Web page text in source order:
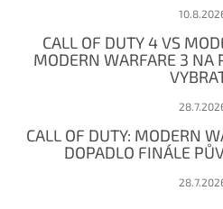
CALL OF DUTY 4 VS
MODERN WARFARE 3 NA
CALL OF DUTY: MODERN
DOPADLO FINÁLE